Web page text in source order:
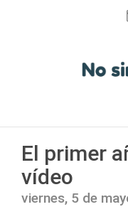
El primer
vídeo
viernes, 5 de